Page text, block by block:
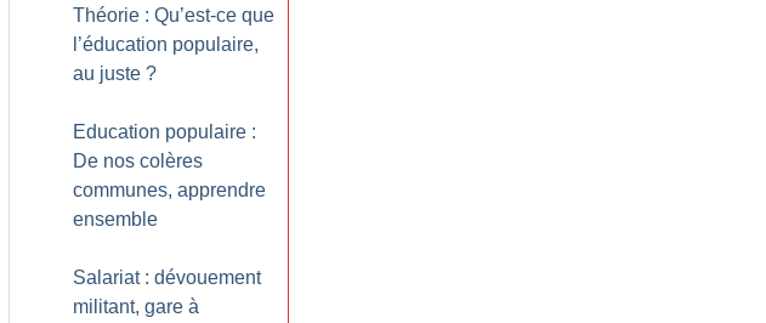
Théorie : Qu’est-ce que
l’éducation populaire,
au juste ?
Education populaire :
De nos colères
communes, apprendre
ensemble
Salariat : dévouement
militant, gare à